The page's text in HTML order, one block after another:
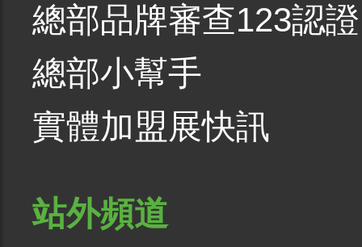
總部品牌審查123認證
總部小幫手
實體加盟展快訊
站外頻道